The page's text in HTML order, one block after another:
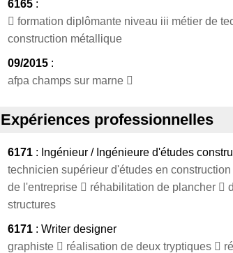
6165 :
 formation diplômante niveau iii métier de
construction métallique
09/2015 :
afpa champs sur marne 
Expériences professionnelles
6171 : Ingénieur / Ingénieure d'études
technicien supérieur d'études en
de l'entreprise  réhabilitation de plancher 
structures
6171 : Writer designer
graphiste  réalisation de deux tryptiques 